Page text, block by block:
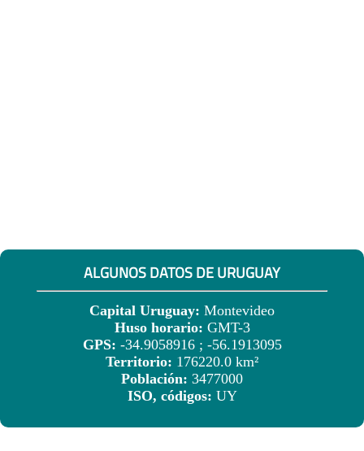
ALGUNOS DATOS DE URUGUAY
Capital Uruguay: Montevideo
Huso horario: GMT-3
GPS: -34.9058916 ; -56.1913095
Territorio: 176220.0 km²
Población: 3477000
ISO, códigos: UY